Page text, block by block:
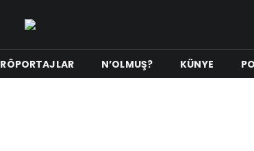
RÖPORTAJLAR N’OLMUŞ? KÜNYE